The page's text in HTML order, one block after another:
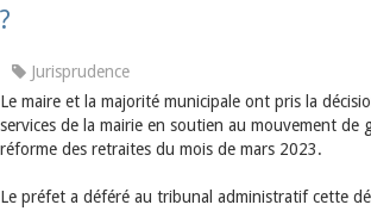
?
Jurisprudence
Le maire et la majorité municipale ont pris la
services de la mairie en soutien au mouvement de
réforme des retraites du mois de mars 2023.
Le préfet a déféré au tribunal administratif cette